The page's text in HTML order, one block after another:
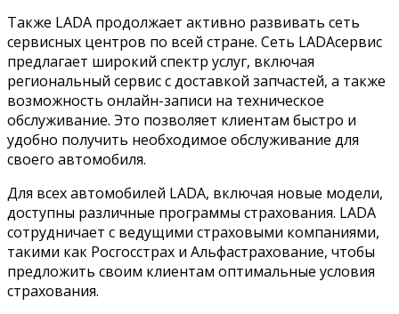
Также LADA продолжает активно развивать сеть
сервисных центров по всей стране. Сеть LADAсервис
предлагает широкий спектр услуг, включая
региональный сервис с доставкой запчастей, а также
возможность онлайн-записи на техническое
обслуживание. Это позволяет клиентам быстро и
удобно получить необходимое обслуживание для
своего автомобиля.
Для всех автомобилей LADA, включая новые модели,
доступны различные программы страхования. LADA
сотрудничает с ведущими страховыми компаниями,
такими как Росгосстрах и Альфастрахование, чтобы
предложить своим клиентам оптимальные условия
страхования.